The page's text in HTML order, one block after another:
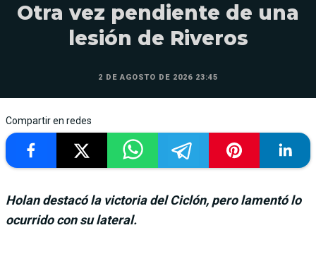
Otra vez pendiente de una
lesión de Riveros
2 DE AGOSTO DE 2026 23:45
Compartir en redes
Holan destacó la victoria del Ciclón, pero lamentó lo
ocurrido con su lateral.